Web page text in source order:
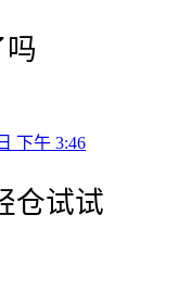
下午 3:46
仓试试